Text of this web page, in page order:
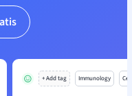
+ Add tag Immunology